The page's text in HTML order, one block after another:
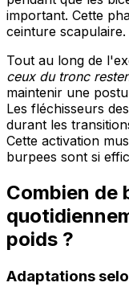
important. Cette
ceinture scapulaire.
Tout au long de
ceux du tronc
maintenir une
Les fléchisseurs
durant les
Cette activation
burpees sont si
Combien de
poids ?
Adaptations